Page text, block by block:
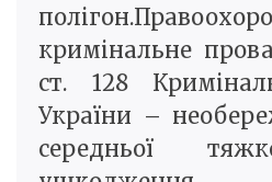
кримінальне
ст. 128
України –
середньої